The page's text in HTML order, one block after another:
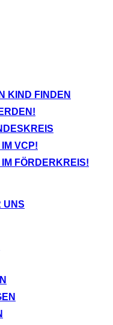
KIND FINDEN
VCP!
FÖRDERKREIS!
UNS